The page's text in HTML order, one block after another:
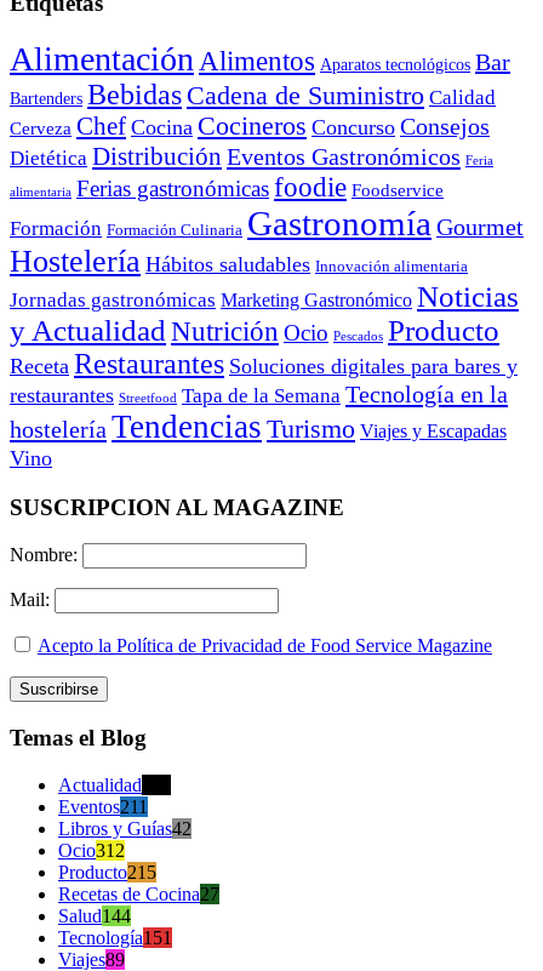
Alimentación Alimentos Aparatos tecnológicos Bar
Bartenders Bebidas Cadena de Suministro Calidad
Cerveza Chef Cocina Cocineros Concurso Consejos
Dietética Distribución Eventos Gastronómicos Feria
alimentaria Ferias gastronómicasfoodie Foodservice
Formación Formación Culinaria Gastronomía Gourmet
Hostelería Hábitos saludables Innovación alimentaria
Jornadas gastronómicas Marketing Gastronómico Noticias
y Actualidad Nutrición Ocio Pescados Producto
Receta Restaurantes Soluciones digitales para bares y
restaurantes Streetfood Tapa de la Semana Tecnología en la
hostelería Tendencias Turismo Viajes y Escapadas
Vino
SUSCRIPCION AL MAGAZINE
Nombre:
Mail:
Acepto la Política de Privacidad de Food Service Magazine
Temas el Blog
Actualidad
Eventos211
Libros y Guías42
Ocio312
Producto215
Recetas de Cocina27
Salud144
Tecnología151
Viajes89